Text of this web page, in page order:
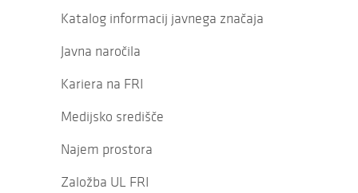
Katalog informacij javnega značaja
Javna naročila
Kariera na FRI
Medijsko središče
Najem prostora
Založba UL FRI